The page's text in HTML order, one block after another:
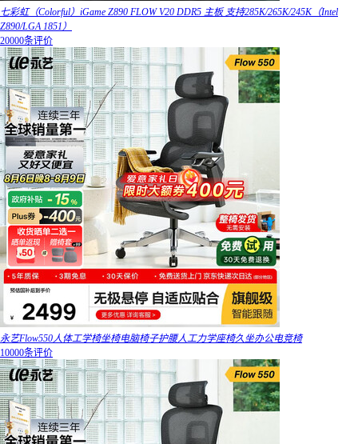
七彩虹（Colorful）iGame Z890 FLOW V20 DDR5 主板 支持285K/265K/245K（Intel
Z890/LGA 1851）
20000条评价
永艺Flow550人体工学椅坐椅电脑椅子护腰人工力学座椅久坐办公电竞椅
10000条评价